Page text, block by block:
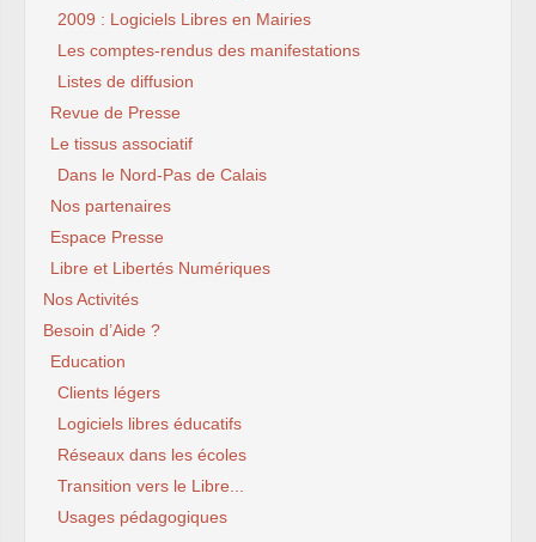
2009 : Logiciels Libres en Mairies
Les comptes-rendus des manifestations
Listes de diffusion
Revue de Presse
Le tissus associatif
Dans le Nord-Pas de Calais
Nos partenaires
Espace Presse
Libre et Libertés Numériques
Nos Activités
Besoin d’Aide ?
Education
Clients légers
Logiciels libres éducatifs
Réseaux dans les écoles
Transition vers le Libre...
Usages pédagogiques